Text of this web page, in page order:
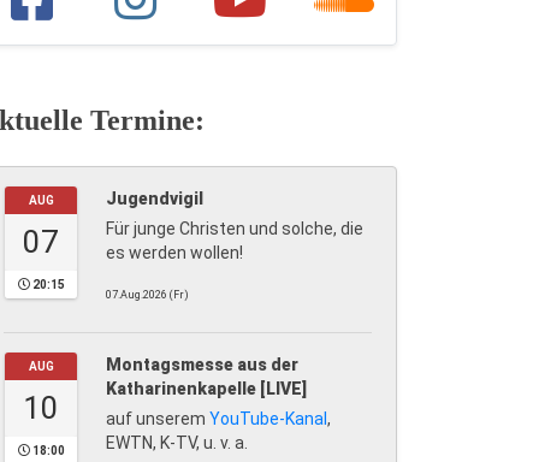
Termine:
AUG
07
20:15
Jugendvigil
Für junge Christen und solche, die
es werden wollen!
07.Aug.2026 (Fr)
AUG
10
18:00
Montagsmesse aus der
Katharinenkapelle [LIVE]
auf unserem YouTube-Kanal ,
EWTN, K-TV, u. v. a.